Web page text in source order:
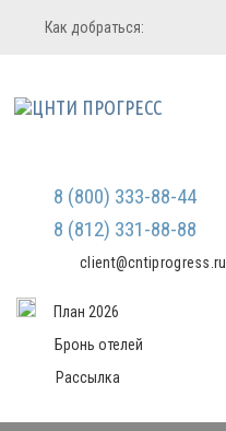
Регистрация
Мы не передаем ваши данные
третьим лицам и не рассылаем
Вход в систему
Как добраться:
8 (800) 333-88-44
8 (812) 331-88-88
client@cntiprogress.ru
План 2026
Бронь отелей
Рассылка